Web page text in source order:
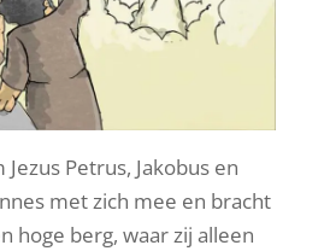
Jezus Petrus, Jakobus en
met zich mee en bracht
hoge berg, waar zij alleen